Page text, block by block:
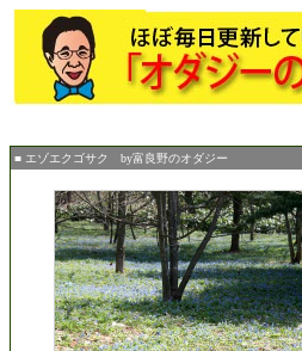
■ エゾエクゴサク by富良野のオダジー